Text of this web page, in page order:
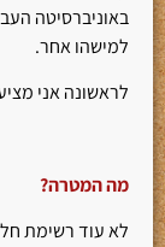
באוניברסיטה
למישהו אחר.
לראשונה אני
מה המטרה?
לא עוד רשימת